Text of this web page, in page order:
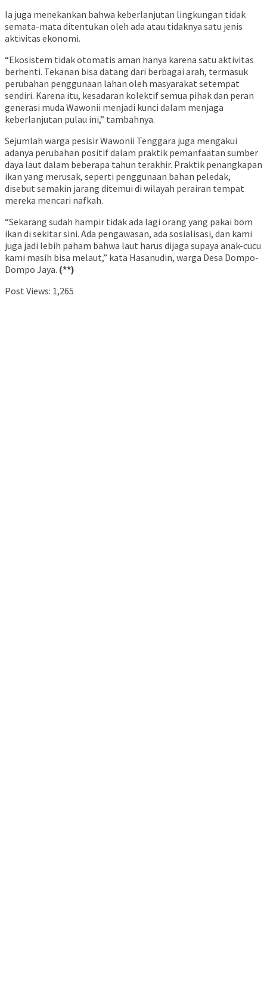
Ia juga menekankan bahwa keberlanjutan lingkungan tidak
semata-mata ditentukan oleh ada atau tidaknya satu jenis
aktivitas ekonomi.
“Ekosistem tidak otomatis aman hanya karena satu aktivitas
berhenti. Tekanan bisa datang dari berbagai arah, termasuk
perubahan penggunaan lahan oleh masyarakat setempat
sendiri. Karena itu, kesadaran kolektif semua pihak dan peran
generasi muda Wawonii menjadi kunci dalam menjaga
keberlanjutan pulau ini,” tambahnya.
Sejumlah warga pesisir Wawonii Tenggara juga mengakui
adanya perubahan positif dalam praktik pemanfaatan sumber
daya laut dalam beberapa tahun terakhir. Praktik penangkapan
ikan yang merusak, seperti penggunaan bahan peledak,
disebut semakin jarang ditemui di wilayah perairan tempat
mereka mencari nafkah.
“Sekarang sudah hampir tidak ada lagi orang yang pakai bom
ikan di sekitar sini. Ada pengawasan, ada sosialisasi, dan kami
juga jadi lebih paham bahwa laut harus dijaga supaya anak-cucu
kami masih bisa melaut,” kata Hasanudin, warga Desa Dompo-
Dompo Jaya. (**)
Post Views: 1,265